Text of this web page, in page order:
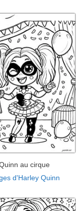
au cirque
d'Harley Quinn